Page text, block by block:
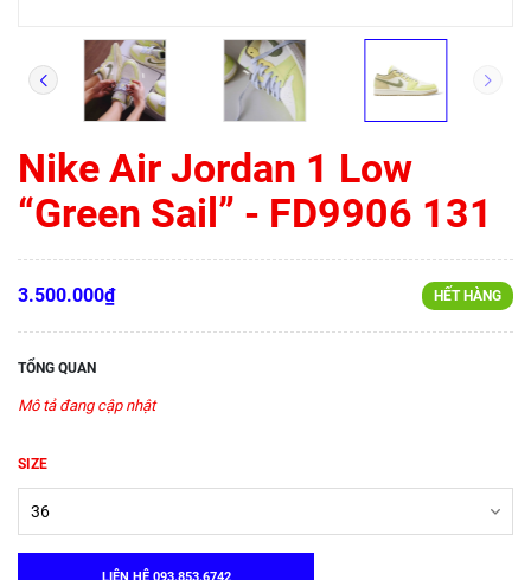
Nike Air Jordan 1 Low
“Green Sail” - FD9906 131
3.500.000₫ HẾT HÀNG
TỔNG QUAN
Mô tả đang cập nhật
SIZE